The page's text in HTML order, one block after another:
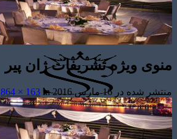
منوی ویژه تشریفات ژان پیر
منتشر شده در16 مارس 2016 at
864 × 163 in